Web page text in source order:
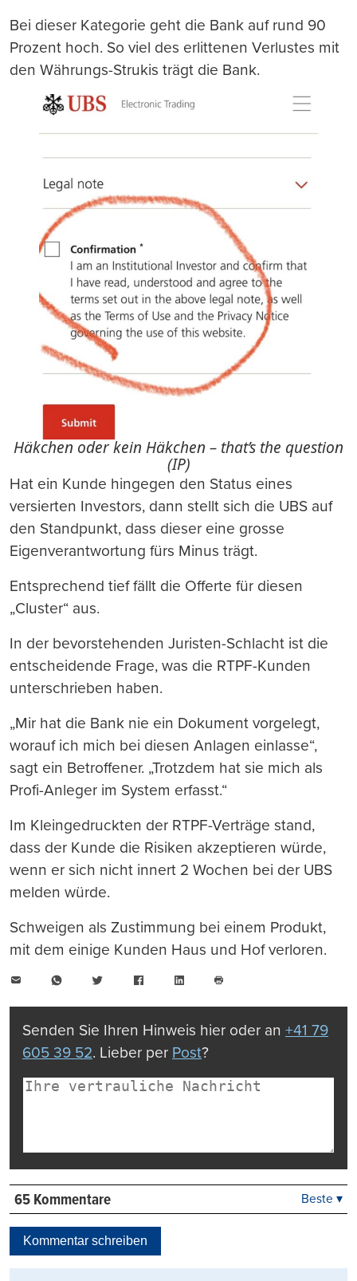
Bei dieser Kategorie geht die Bank auf rund 90
Prozent hoch. So viel des erlittenen Verlustes mit
den Währungs-Strukis trägt die Bank.
Häkchen oder kein Häkchen – that’s the question
(IP)
Hat ein Kunde hingegen den Status eines
versierten Investors, dann stellt sich die UBS auf
den Standpunkt, dass dieser eine grosse
Eigenverantwortung fürs Minus trägt.
Entsprechend tief fällt die Offerte für diesen
„Cluster“ aus.
In der bevorstehenden Juristen-Schlacht ist die
entscheidende Frage, was die RTPF-Kunden
unterschrieben haben.
„Mir hat die Bank nie ein Dokument vorgelegt,
worauf ich mich bei diesen Anlagen einlasse“,
sagt ein Betroffener. „Trotzdem hat sie mich als
Profi-Anleger im System erfasst.“
Im Kleingedruckten der RTPF-Verträge stand,
dass der Kunde die Risiken akzeptieren würde,
wenn er sich nicht innert 2 Wochen bei der UBS
melden würde.
Schweigen als Zustimmung bei einem Produkt,
mit dem einige Kunden Haus und Hof verloren.
WhatsAppTwitter FacebookLinkedIn
drucken
Senden Sie Ihren Hinweis hier oder an +41 79
605 39 52. Lieber per Post?
65 Kommentare
Kontrovers
Beste ▾
Kommentar schreiben